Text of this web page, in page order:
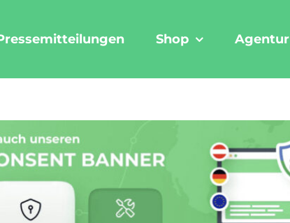
Shop Agentur